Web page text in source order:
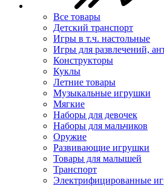
Все товары
Детский транспорт
Игры в т.ч. настольные
Игры для развлечений,
Конструкторы
Куклы
Летние товары
Музыкальные игрушки
Мягкие
Наборы для девочек
Наборы для мальчиков
Оружие
Развивающие игрушки
Товары для малышей
Транспорт
Электрифицированные